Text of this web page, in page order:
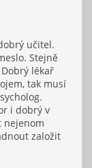
učitel.
Stejně
lékař
tak musí
i dobrý v
nejenom
založit